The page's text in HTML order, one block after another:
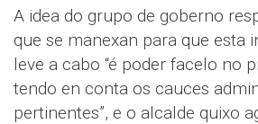
A idea do grupo de goberno
que se manexan para que esta
leve a cabo “é poder facelo no
tendo en conta os cauces
pertinentes”, e o alcalde quixo